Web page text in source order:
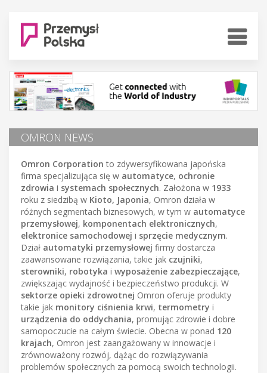
OMRON NEWS
Omron Corporation to zdywersyfikowana japońska
firma specjalizująca się w automatyce, ochronie
zdrowia i systemach społecznych. Założona w 1933
roku z siedzibą w Kioto, Japonia, Omron działa w
różnych segmentach biznesowych, w tym w automatyce
przemysłowej, komponentach elektronicznych,
elektronice samochodowej i sprzęcie medycznym.
Dział automatyki przemysłowej firmy dostarcza
zaawansowane rozwiązania, takie jak czujniki,
sterowniki, robotyka i wyposażenie zabezpieczające,
zwiększając wydajność i bezpieczeństwo produkcji. W
sektorze opieki zdrowotnej Omron oferuje produkty
takie jak monitory ciśnienia krwi, termometry i
urządzenia do oddychania, promując zdrowie i dobre
samopoczucie na całym świecie. Obecna w ponad 120
krajach, Omron jest zaangażowany w innowacje i
zrównoważony rozwój, dążąc do rozwiązywania
problemów społecznych za pomocą swoich technologii.